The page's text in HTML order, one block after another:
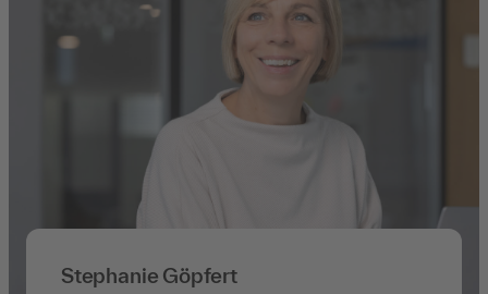
Stephanie Göpfert